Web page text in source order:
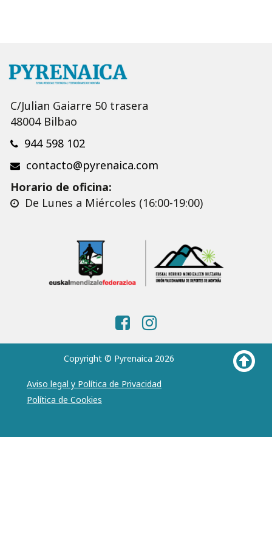
C/Julian Gaiarre 50 trasera
48004 Bilbao
944 598 102
contacto@pyrenaica.com
Horario de oficina:
De Lunes a Miércoles (16:00-19:00)
Copyright © Pyrenaica 2026
Aviso legal y Política de Privacidad
Política de Cookies